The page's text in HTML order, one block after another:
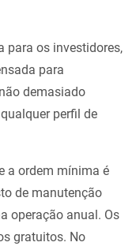
para os investidores,
para
demasiado
perfil de
a ordem mínima é
de manutenção
operação anual. Os
gratuitos. No